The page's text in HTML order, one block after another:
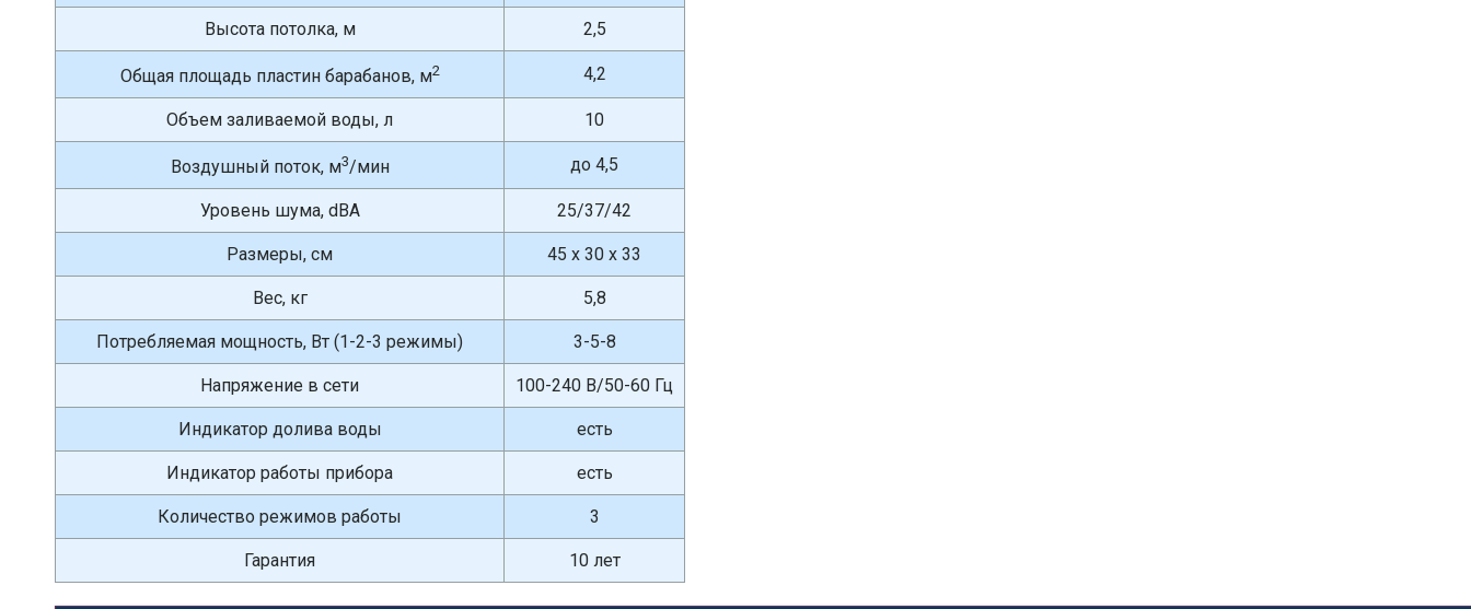
Высота потолка, м 2,5
Общая площадь пластин барабанов, м2 4,2
Объем заливаемой воды, л 10
Воздушный поток, м3/мин до 4,5
Уровень шума, dBA 25/37/42
Размеры, см 45 х 30 х 33
Вес, кг 5,8
Потребляемая мощность, Вт (1-2-3 режимы) 3-5-8
Напряжение в сети 100-240 В/50-60 Гц
Индикатор долива воды есть
Индикатор работы прибора есть
Количество режимов работы 3
Гарантия 10 лет